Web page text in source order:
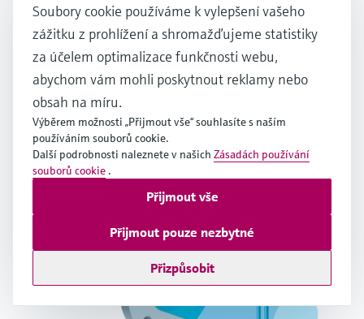
Electromagnetic flow measuring principle
Více odvětví
Soubory cookie používáme k vylepšení vašeho
zážitku z prohlížení a shromažďujeme statistiky
za účelem optimalizace funkčnosti webu,
abychom vám mohli poskytnout reklamy nebo
obsah na míru.
Výběrem možnosti „Přijmout vše“ souhlasíte s naším
používáním souborů cookie.
Další podrobnosti naleznete v našich Zásadách používání
souborů cookie .
Přizpůsobit
Přijmout pouze nezbytné
Přijmout vše